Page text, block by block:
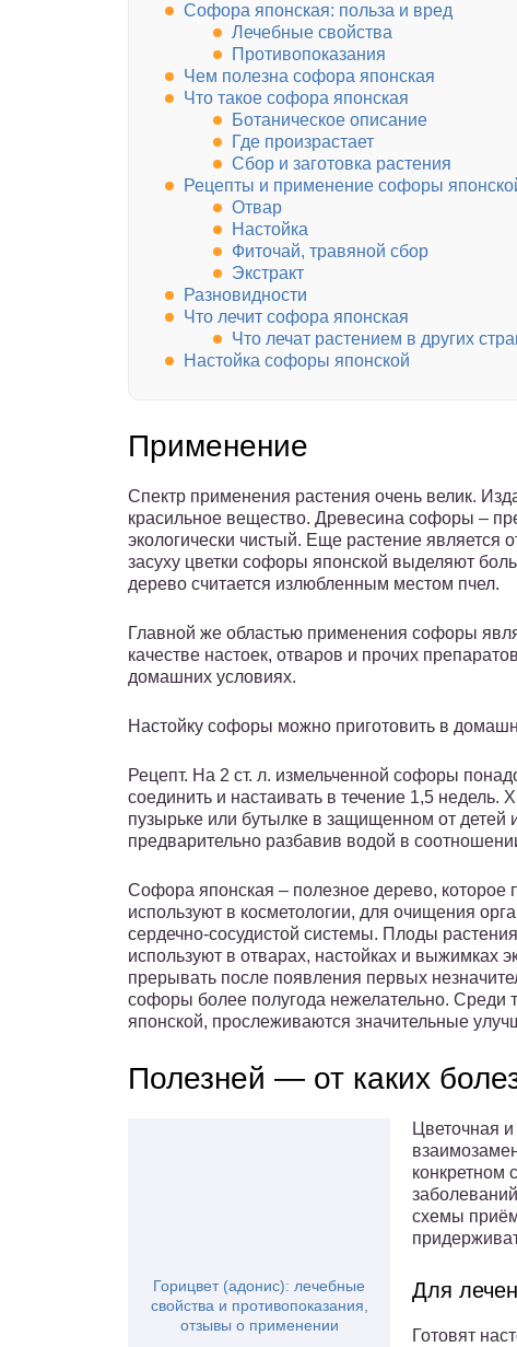
Софора японская: польза и вред
Лечебные свойства
Противопоказания
Чем полезна софора японская
Что такое софора японская
Ботаническое описание
Где произрастает
Сбор и заготовка растения
Рецепты и применение софоры
Отвар
Настойка
Фиточай, травяной сбор
Экстракт
Разновидности
Что лечит софора японская
Что лечат растением в других
Настойка софоры японской
Применение
Спектр применения растения очень велик.
красильное вещество. Древесина софоры –
экологически чистый. Еще растение
засуху цветки софоры японской выделяют
дерево считается излюбленным местом пчел.
Главной же областью применения софоры
качестве настоек, отваров и прочих
домашних условиях.
Настойку софоры можно приготовить в
Рецепт. На 2 ст. л. измельченной софоры
соединить и настаивать в течение 1,5 недель.
пузырьке или бутылке в защищенном от детей
предварительно разбавив водой в
Софора японская – полезное дерево, которое
используют в косметологии, для очищения
сердечно-сосудистой системы. Плоды
используют в отварах, настойках и выжимках
прерывать после появления первых
софоры более полугода нежелательно. Среди
японской, прослеживаются значительные
Полезней — от каких
Горицвет (адонис): лечебные
свойства и противопоказания,
отзывы о применении
Цветочная
конкретном
схемы
Для
Готовят